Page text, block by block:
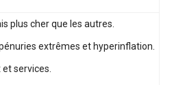
plus cher que les autres.
extrêmes et hyperinflation.
services.